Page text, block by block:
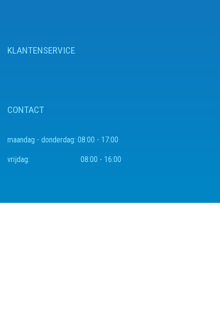
KLANTENSERVICE
CONTACT
maandag - donderdag: 08:00 - 17:00
vrijdag: 08:00 - 16:00